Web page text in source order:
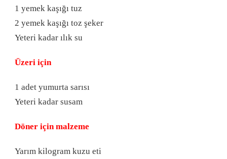
1 yemek kaşığı tuz
2 yemek kaşığı toz şeker
Yeteri kadar ılık su
Üzeri için
1 adet yumurta sarısı
Yeteri kadar susam
Döner için malzeme
Yarım kilogram kuzu eti